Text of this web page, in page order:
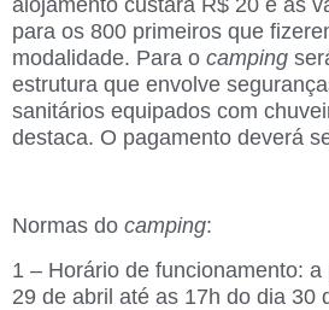
alojamento custará R$ 20 e as
para os 800 primeiros que
modalidade. Para o camping
estrutura que envolve
sanitários equipados com
destaca. O pagamento deverá
Normas do camping:
1 – Horário de funcionamento:
29 de abril até as 17h do dia 30